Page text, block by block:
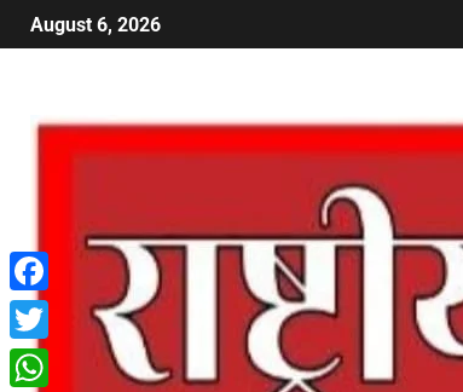
August 6, 2026
Facebook
Twitter